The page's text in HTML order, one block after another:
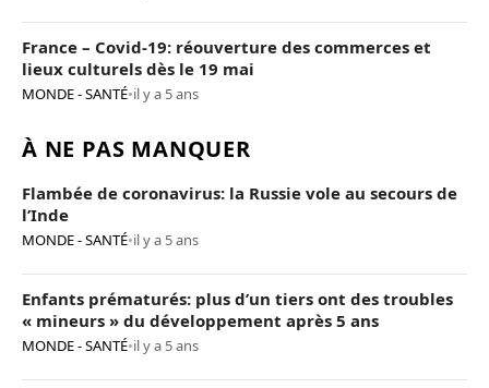
France – Covid-19: réouverture des commerces et
lieux culturels dès le 19 mai
MONDE - SANTÉ•il y a 5 ans
À NE PAS MANQUER
Flambée de coronavirus: la Russie vole au secours de
l’Inde
MONDE - SANTÉ•il y a 5 ans
Enfants prématurés: plus d’un tiers ont des troubles
« mineurs » du développement après 5 ans
MONDE - SANTÉ•il y a 5 ans